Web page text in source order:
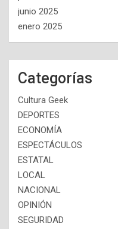
junio 2025
enero 2025
Categorías
Cultura Geek
DEPORTES
ECONOMÍA
ESPECTÁCULOS
ESTATAL
LOCAL
NACIONAL
OPINIÓN
SEGURIDAD